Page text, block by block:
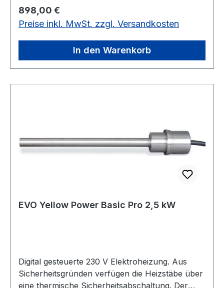
LIGHT PE integriert werden. Die Steuerung, das
Temperaturkabel sowie der Heizstab sind im
Heizstab (LxD) 1,5 kw 37 x 5,7 cm Maße
Steuerung ( B x H x T) 180 x 120 x 70 mm
Temperaturfühler 4 m
Regulärer Preis:
898,00 €
Preise inkl. MwSt. zzgl. Versandkosten
In den Warenkorb
EVO Yellow Power Basic Pro 2,5 kW
Digital gesteuerte 230 V Elektroheizung. Aus
Sicherheitsgründen verfügen die Heizstäbe über
eine thermische Sicherheitsabschaltung. Der